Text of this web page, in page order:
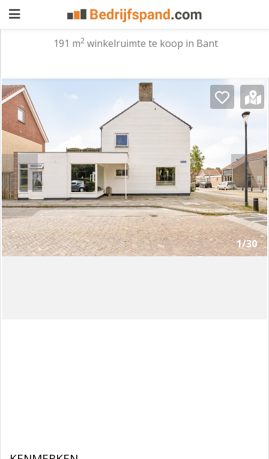
aanbieden
Pand
zoeken
Waarom
adverteren
Premium
adverteren
Blog
Registreren
Login
191 m2 winkelruimte te koop in Bant
1/30